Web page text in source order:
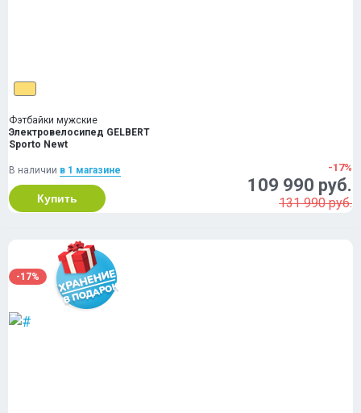
Фэтбайки мужские
Электровелосипед GELBERT
Sporto Newt
В наличии в 1 магазинe
Купить
-17%
109 990 руб.
131 990 руб.
-17%